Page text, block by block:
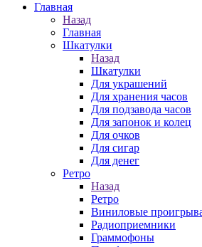
Главная
Назад
Главная
Шкатулки
Назад
Шкатулки
Для украшений
Для хранения часов
Для подзавода часов
Для запонок и колец
Для очков
Для сигар
Для денег
Ретро
Назад
Ретро
Виниловые
Радиоприемники
Граммофоны